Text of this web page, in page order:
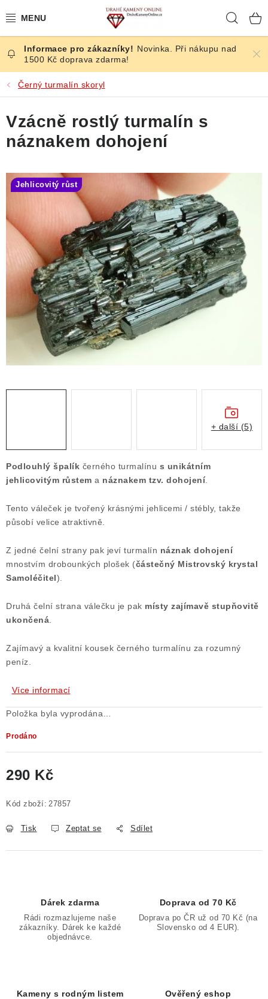
na
ČESKÉ KAMENY
ŠPERKY
KAMENY ZE SVĚTA
BROUŠENÉ
SLEVY
ÚČINKY
KRYSTALY
ČLÁNKY
NALEZIŠTĚ
NÁŠ PŘÍBĚH
Ochrana osobních údajů
Formulář pro uplatnění reklamace
Poučení o právu na odstoupení od smlouvy
Novinka. Při nákupu nad
1500 Kč doprava zdarma!
Černý turmalín skoryl
Podlouhlý špalík černého turmalínu s unikátním
jehlicovitým růstem a náznakem tzv. dohojení.
Tento váleček je tvořený krásnými jehlicemi / stébly, takže
působí velice atraktivně.
Z jedné čelní strany pak jeví turmalín náznak dohojení
mnostvím drobounkých plošek (částečný Mistrovský krystal
Samoléčitel).
Druhá čelní strana válečku je pak místy zajímavě stupňovitě
ukončená
Zajímavý a kvalitní kousek černého turmalínu za rozumný
peníz.
Více informací
Položka byla vyprodána…
Prodáno
290 Kč
Kód zboží: 27857
Tisk Zeptat se Sdílet
Vzácně rostlý turmalín s
náznakem dohojení
Jehlicovitý růst
+ další (5)
Dárek zdarma
Rádi rozmazlujeme naše
zákazníky. Dárek ke každé
objednávce.
Doprava od 70 Kč
Doprava po ČR už od 70 Kč (na
Slovensko od 4 EUR).
Kameny s rodným listem Ověřený eshop